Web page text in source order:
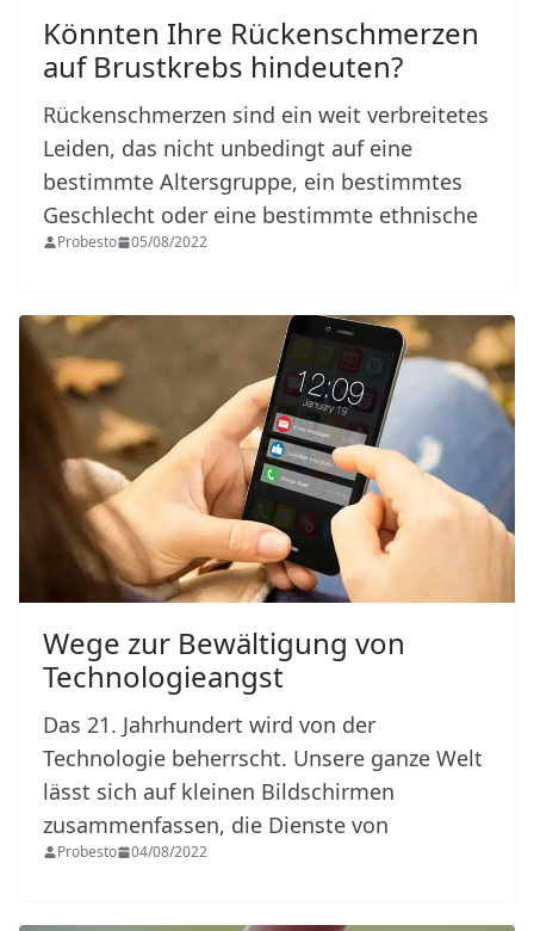
Könnten Ihre Rückenschmerzen
auf Brustkrebs hindeuten?
Rückenschmerzen sind ein weit verbreitetes
Leiden, das nicht unbedingt auf eine
bestimmte Altersgruppe, ein bestimmtes
Geschlecht oder eine bestimmte ethnische
Probesto 05/08/2022
Wege zur Bewältigung von
Technologieangst
Das 21. Jahrhundert wird von der
Technologie beherrscht. Unsere ganze Welt
lässt sich auf kleinen Bildschirmen
zusammenfassen, die Dienste von
Probesto 04/08/2022